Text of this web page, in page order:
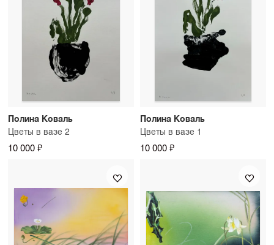
Полина Коваль
Цветы в вазе 2
10 000 ₽
Полина Коваль
Цветы в вазе 1
10 000 ₽